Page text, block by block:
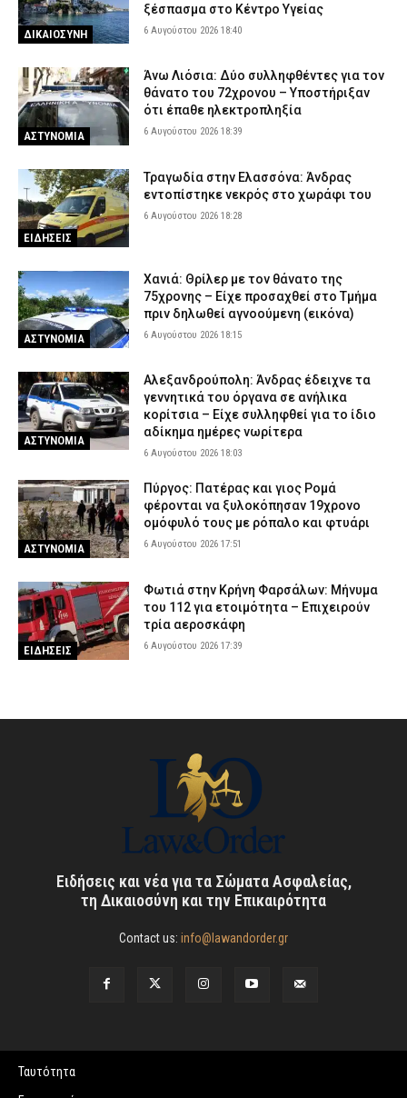
ΔΙΚΑΙΟΣΥΝΗ
ξέσπασμα στο Κέντρο Υγείας
6 Αυγούστου 2026 18:40
ΑΣΤΥΝΟΜΙΑ
Άνω Λιόσια: Δύο συλληφθέντες για τον
θάνατο του 72χρονου – Υποστήριξαν
ότι έπαθε ηλεκτροπληξία
6 Αυγούστου 2026 18:39
ΕΙΔΗΣΕΙΣ
Τραγωδία στην Ελασσόνα: Άνδρας
εντοπίστηκε νεκρός στο χωράφι του
6 Αυγούστου 2026 18:28
ΑΣΤΥΝΟΜΙΑ
Χανιά: Θρίλερ με τον θάνατο της
75χρονης – Είχε προσαχθεί στο Τμήμα
πριν δηλωθεί αγνοούμενη (εικόνα)
6 Αυγούστου 2026 18:15
ΑΣΤΥΝΟΜΙΑ
Αλεξανδρούπολη: Άνδρας έδειχνε τα
γεννητικά του όργανα σε ανήλικα
κορίτσια – Είχε συλληφθεί για το ίδιο
αδίκημα ημέρες νωρίτερα
6 Αυγούστου 2026 18:03
ΑΣΤΥΝΟΜΙΑ
Πύργος: Πατέρας και γιος Ρομά
φέρονται να ξυλοκόπησαν 19χρονο
ομόφυλό τους με ρόπαλο και φτυάρι
6 Αυγούστου 2026 17:51
ΕΙΔΗΣΕΙΣ
Φωτιά στην Κρήνη Φαρσάλων: Μήνυμα
του 112 για ετοιμότητα – Επιχειρούν
τρία αεροσκάφη
6 Αυγούστου 2026 17:39
Ειδήσεις και νέα για τα Σώματα Ασφαλείας,
τη Δικαιοσύνη και την Επικαιρότητα
Contact us: info@lawandorder.gr
Ταυτότητα